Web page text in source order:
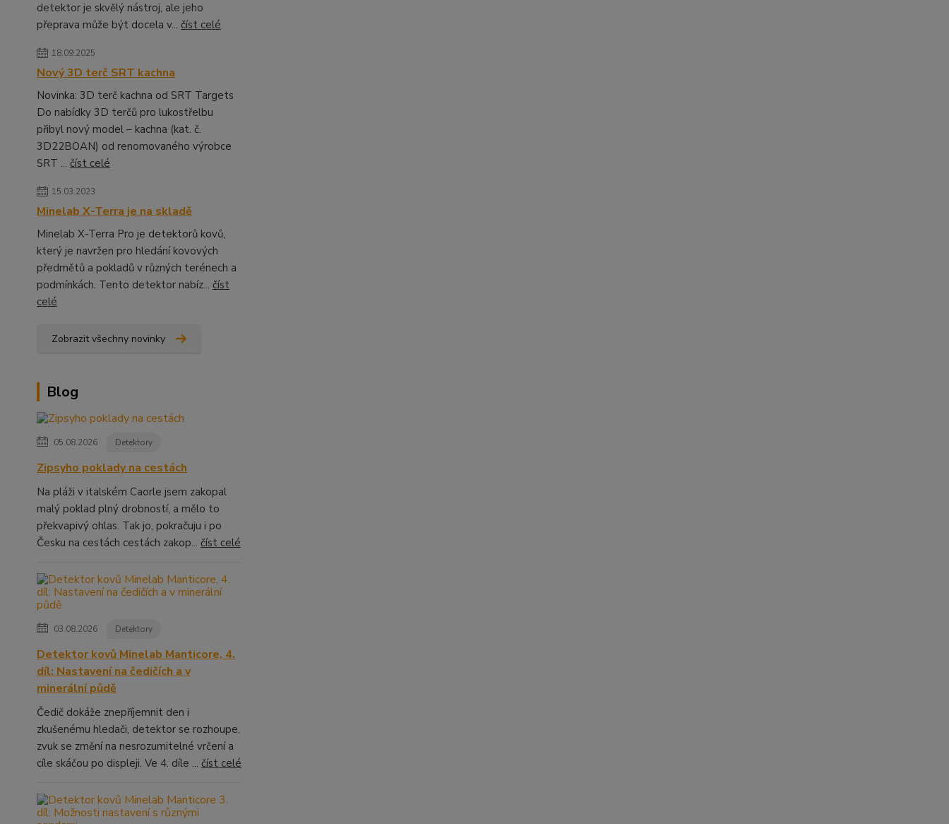
detektor je skvělý nástroj, ale jeho
přeprava může být docela v... číst celé
18.09.2025
Nový 3D terč SRT kachna
Novinka: 3D terč kachna od SRT Targets
Do nabídky 3D terčů pro lukostřelbu
přibyl nový model – kachna (kat. č.
3D22BOAN) od renomovaného výrobce
SRT ... číst celé
15.03.2023
Minelab X-Terra je na skladě
Minelab X-Terra Pro je detektorů kovů,
který je navržen pro hledání kovových
předmětů a pokladů v různých terénech a
podmínkách. Tento detektor nabíz... číst
celé
Zobrazit všechny novinky
Blog
05.08.2026 Detektory
Zipsyho poklady na cestách
Na pláži v italském Caorle jsem zakopal
malý poklad plný drobností, a mělo to
překvapivý ohlas. Tak jo, pokračuju i po
Česku na cestách cestách zakop... číst celé
03.08.2026 Detektory
Detektor kovů Minelab Manticore, 4.
díl: Nastavení na čedičích a v
minerální půdě
Čedič dokáže znepříjemnit den i
zkušenému hledači, detektor se rozhoupe,
zvuk se změní na nesrozumitelné vrčení a
cíle skáčou po displeji. Ve 4. díle ... číst celé